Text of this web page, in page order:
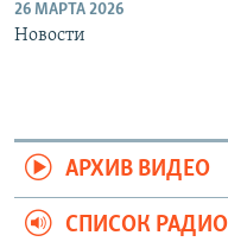
26 МАРТА 2026
Новости
АРХИВ ВИДЕО
СПИСОК